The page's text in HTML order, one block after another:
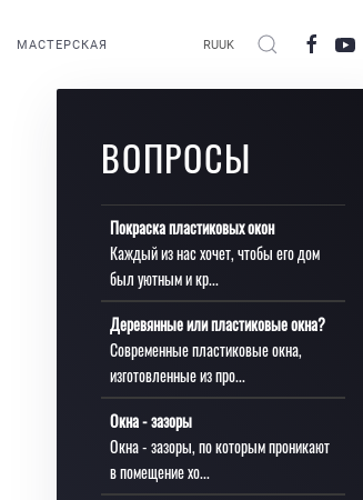
МАСТЕРСКАЯ RUUK
ВОПРОСЫ
Покраска пластиковых окон
Каждый из нас хочет, чтобы его дом
был уютным и кр...
Деревянные или пластиковые окна?
Современные пластиковые окна,
изготовленные из про...
Окна - зазоры
Окна - зазоры, по которым проникают
в помещение хо...